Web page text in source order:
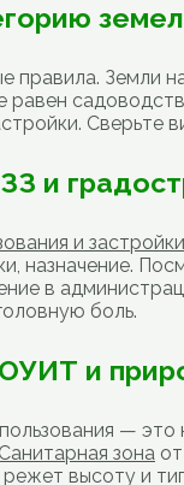
правила. Земли
Сверьте
и
и застройки
назначение.
в
боль.
и
— это
Санитарная зона
режет высоту и